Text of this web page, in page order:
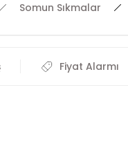
Somun Sıkmalar
Fiyat Alarmı